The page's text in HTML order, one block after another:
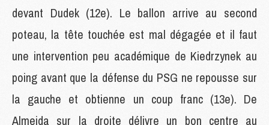
devant Dudek (12e). Le ballon arrive au second
poteau, la tête touchée est mal dégagée et il faut
une intervention peu académique de Kiedrzynek au
poing avant que la défense du PSG ne repousse sur
la gauche et obtienne un coup franc (13e). De
Almeida sur la droite délivre un bon centre au